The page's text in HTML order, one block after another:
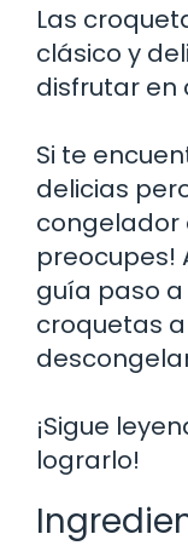
Las
clásico y
disfrutar en
Si te
delicias
congelador
preocupes!
guía paso
croquetas
¡Sigue
lograrlo!